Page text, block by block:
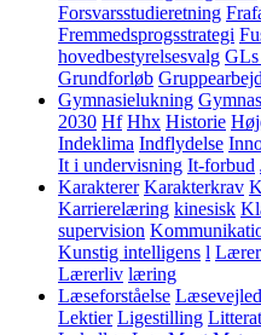
Forsvarsstudieretning
Fremmedsprogsstrategi
hovedbestyrelsesvalg GLs
Grundforløb
Gymnasielukning
2030 Hf Hhx Historie
Indeklima Indflydelse
It i undervisning It-forbud
Karakterer Karakterkrav
Karrierelæring kinesisk
supervision
Kunstig intelligens l
Lærerliv læring
Læseforståelse
Lektier Ligestilling